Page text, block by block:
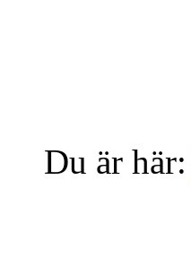
Du är här: